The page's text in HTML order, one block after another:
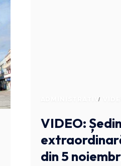
ADMINISTRATIV
VIDEO:
din 5